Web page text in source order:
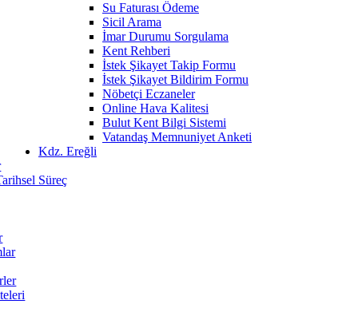
Su Faturası Ödeme
Sicil Arama
İmar Durumu Sorgulama
Kent Rehberi
İstek Şikayet Takip Formu
İstek Şikayet Bildirim Formu
Nöbetçi Eczaneler
Online Hava Kalitesi
Bulut Kent Bilgi Sistemi
Vatandaş Memnuniyet Anketi
Kdz. Ereğli
Süreç